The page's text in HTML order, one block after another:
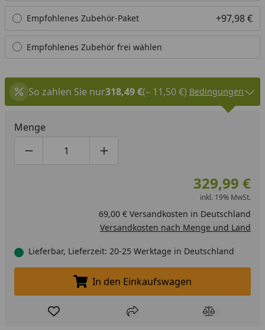
Empfohlenes Zubehör-Paket +97,98 €
Empfohlenes Zubehör frei wählen
So zahlen Sie nur318,49 €(– 11,50 €) Bedingungen
Menge
Produktmenge um eins verringern
Produktmenge manuell eingeben
Produktmenge um eins erhöhen
329,99 €
inkl. 19% MwSt.
69,00 € Versandkosten in Deutschland
Versandkosten nach Menge und Land
Lieferbar, Lieferzeit: 20-25 Werktage in Deutschland
In den Einkaufswagen legen
In den Einkaufswagen
Produkt zur Wunschliste hinzufügen
Teilen Produkt